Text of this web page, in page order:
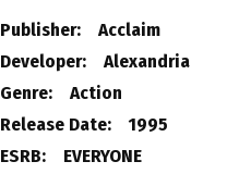
Publisher: Acclaim
Developer: Alexandria
Genre: Action
Release Date: 1995
ESRB: EVERYONE